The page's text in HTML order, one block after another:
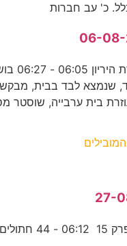
כ' עב חברות
עבודה
שנמצא לבד בבית,
בית ערבייה, שוסטר